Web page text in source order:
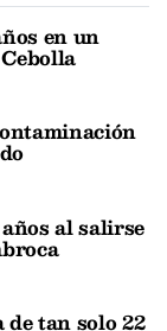
en un
al salirse
tan solo 22